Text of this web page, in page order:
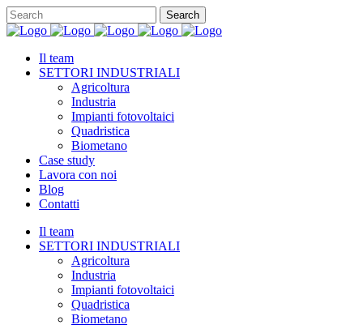
Il team
SETTORI INDUSTRIALI
Agricoltura
Industria
Impianti fotovoltaici
Quadristica
Biometano
Case study
Lavora con noi
Blog
Contatti
Il team
SETTORI INDUSTRIALI
Agricoltura
Industria
Impianti fotovoltaici
Quadristica
Biometano